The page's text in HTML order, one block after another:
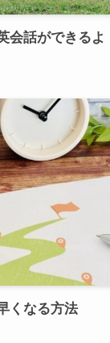
話ができるよ
くなる方法